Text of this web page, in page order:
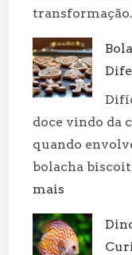
doce vindo da
quando
bolacha
mais
Biscoito:
Qual